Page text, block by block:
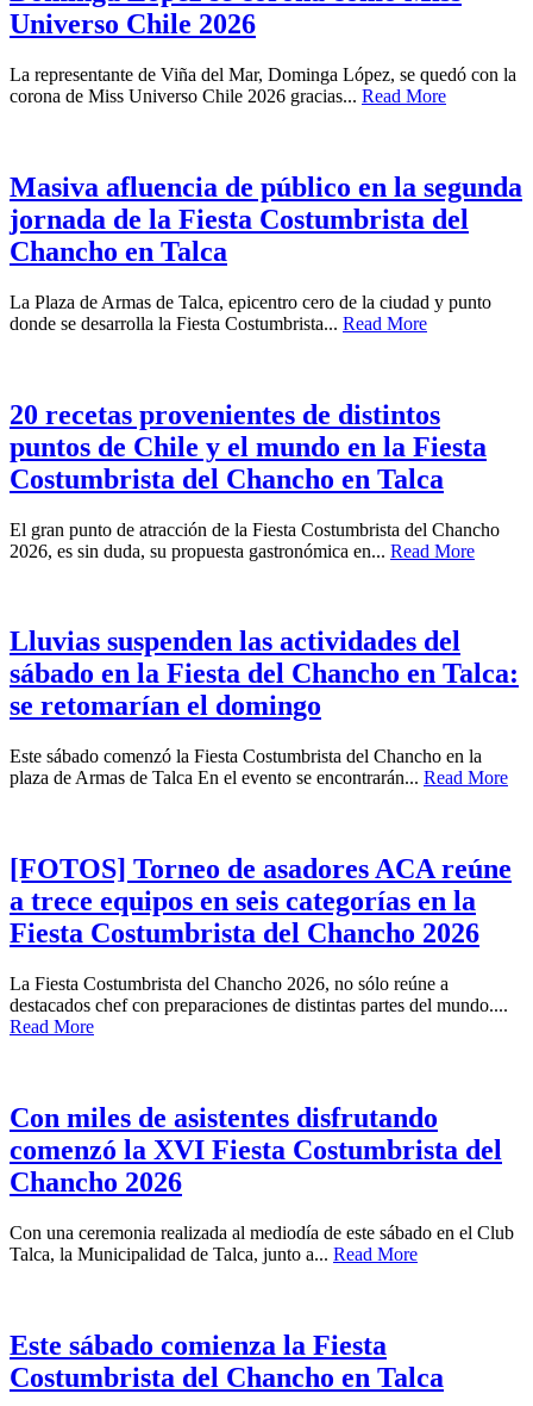
Universo Chile 2026
La representante de Viña del Mar, Dominga López, se quedó con la
corona de Miss Universo Chile 2026 gracias... Read More
Masiva afluencia de público en la segunda
jornada de la Fiesta Costumbrista del
Chancho en Talca
La Plaza de Armas de Talca, epicentro cero de la ciudad y punto
donde se desarrolla la Fiesta Costumbrista... Read More
20 recetas provenientes de distintos
puntos de Chile y el mundo en la Fiesta
Costumbrista del Chancho en Talca
El gran punto de atracción de la Fiesta Costumbrista del Chancho
2026, es sin duda, su propuesta gastronómica en... Read More
Lluvias suspenden las actividades del
sábado en la Fiesta del Chancho en Talca:
se retomarían el domingo
Este sábado comenzó la Fiesta Costumbrista del Chancho en la
plaza de Armas de Talca En el evento se encontrarán... Read More
[FOTOS] Torneo de asadores ACA reúne
a trece equipos en seis categorías en la
Fiesta Costumbrista del Chancho 2026
La Fiesta Costumbrista del Chancho 2026, no sólo reúne a
destacados chef con preparaciones de distintas partes del mundo....
Read More
Con miles de asistentes disfrutando
comenzó la XVI Fiesta Costumbrista del
Chancho 2026
Con una ceremonia realizada al mediodía de este sábado en el Club
Talca, la Municipalidad de Talca, junto a... Read More
Este sábado comienza la Fiesta
Costumbrista del Chancho en Talca